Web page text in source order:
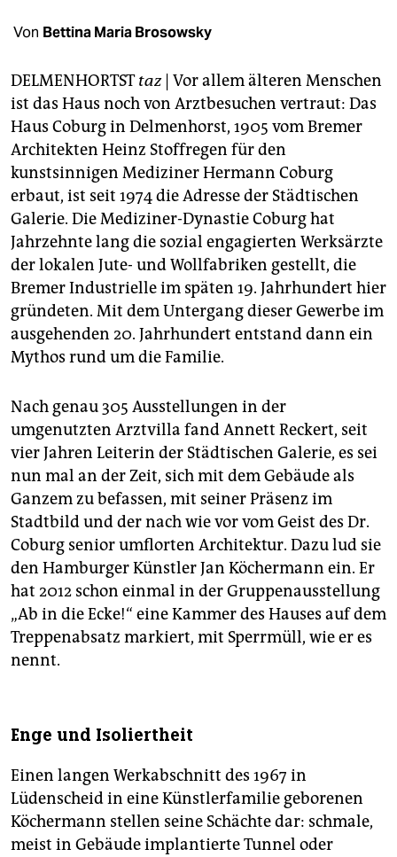
fragen & hilfe
abo
genossenschaft
epaper login
Von Bettina Maria Brosowsky
DELMENHORTSTtaz| Vor allem älteren Menschen
ist das Haus noch von Arztbesuchen vertraut: Das
Haus Coburg in Delmenhorst, 1905 vom Bremer
Architekten Heinz Stoffregen für den
kunstsinnigen Mediziner Hermann Coburg
erbaut, ist seit 1974 die Adresse der Städtischen
Galerie. Die Mediziner-Dynastie Coburg hat
Jahrzehnte lang die sozial engagierten Werksärzte
der lokalen Jute- und Wollfabriken gestellt, die
Bremer Industrielle im späten 19. Jahrhundert hier
gründeten. Mit dem Untergang dieser Gewerbe im
ausgehenden 20. Jahrhundert entstand dann ein
Mythos rund um die Familie.
Nach genau 305 Ausstellungen in der
umgenutzten Arztvilla fand Annett Reckert, seit
vier Jahren Leiterin der Städtischen Galerie, es sei
nun mal an der Zeit, sich mit dem Gebäude als
Ganzem zu befassen, mit seiner Präsenz im
Stadtbild und der nach wie vor vom Geist des Dr.
Coburg senior umflorten Architektur. Dazu lud sie
den Hamburger Künstler Jan Köchermann ein. Er
hat 2012 schon einmal in der Gruppenausstellung
„Ab in die Ecke!“ eine Kammer des Hauses auf dem
Treppenabsatz markiert, mit Sperrmüll, wie er es
nennt.
Enge und Isoliertheit
Einen langen Werkabschnitt des 1967 in
Lüdenscheid in eine Künstlerfamilie geborenen
Köchermann stellen seine Schächte dar: schmale,
meist in Gebäude implantierte Tunnel oder